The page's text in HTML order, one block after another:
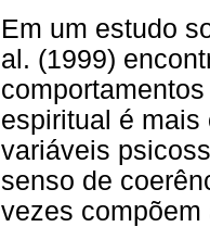
Em um estudo
al. (1999)
espiritual é mais
variáveis
senso de
vezes